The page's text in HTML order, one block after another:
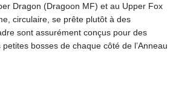
Dragon (Dragoon MF) et au Upper Fox
circulaire, se prête plutôt à des
sont assurément conçus pour des
bosses de chaque côté de l’Anneau